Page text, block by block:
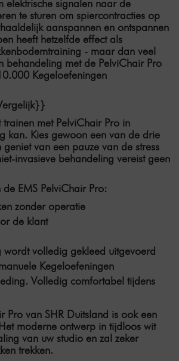
elektrische signalen naar de
te sturen om spiercontracties op
aanspannen en ontspannen
heeft hetzelfde effect als
- maar dan veel
behandeling met de PelviChair Pro
Kegeloefeningen
trainen met PelviChair Pro in
kan. Kies gewoon een van de drie
geniet van een pauze van de stress
invasieve behandeling vereist geen
EMS PelviChair Pro:
zonder operatie
de klant
wordt volledig gekleed uitgevoerd
Kegeloefeningen
Volledig comfortabel tijdens
Pro van SHR Duitsland is ook een
moderne ontwerp in tijdloos wit
van uw studio en zal zeker
trekken.